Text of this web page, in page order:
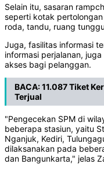
Selain itu, sasaran
seperti kotak
roda, tandu, ruang
Juga, fasilitas informasi
informasi perjalanan,
akses bagi pelanggan.
BACA:11.087 Tiket
Terjual
"Pengecekan SPM di
beberapa stasiun, yaitu
Nganjuk, Kediri,
dilaksanakan pada
dan Bangunkarta," jelas